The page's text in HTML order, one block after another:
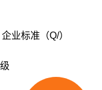
企业标准（Q/）
级